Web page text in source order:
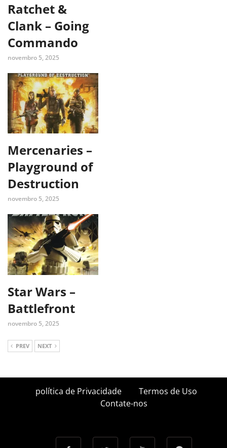
Ratchet &
Clank – Going
Commando
novembro 5, 2025
Mercenaries –
Playground of
Destruction
novembro 5, 2025
Star Wars –
Battlefront
novembro 5, 2025
PREV NEXT
política de Privacidade
Termos de Uso
Contate-nos